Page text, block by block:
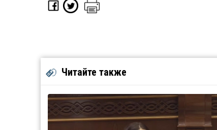
Читайте также